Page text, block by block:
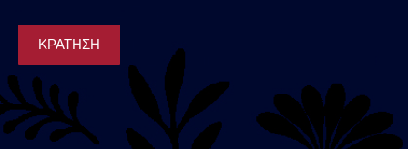
ΚΡΑΤΗΣΗ